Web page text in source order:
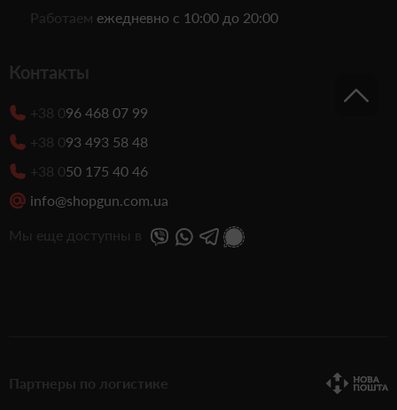
Работаем ежедневно с 10:00 до 20:00
Контакты
+38 096 468 07 99
+38 093 493 58 48
+38 050 175 40 46
info@shopgun.com.ua
Мы еще доступны в
Партнеры по логистике